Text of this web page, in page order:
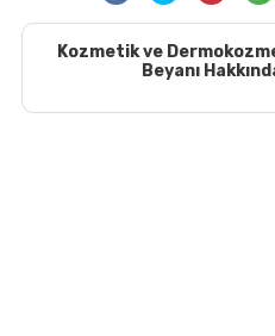
Kozmetik ve
Beyanı